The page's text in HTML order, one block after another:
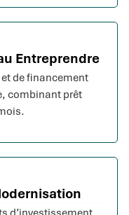
Entreprendre
de financement
combinant prêt